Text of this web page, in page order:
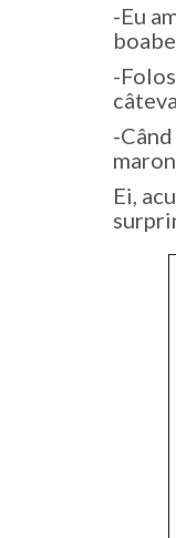
-Eu
-
-
Ei,